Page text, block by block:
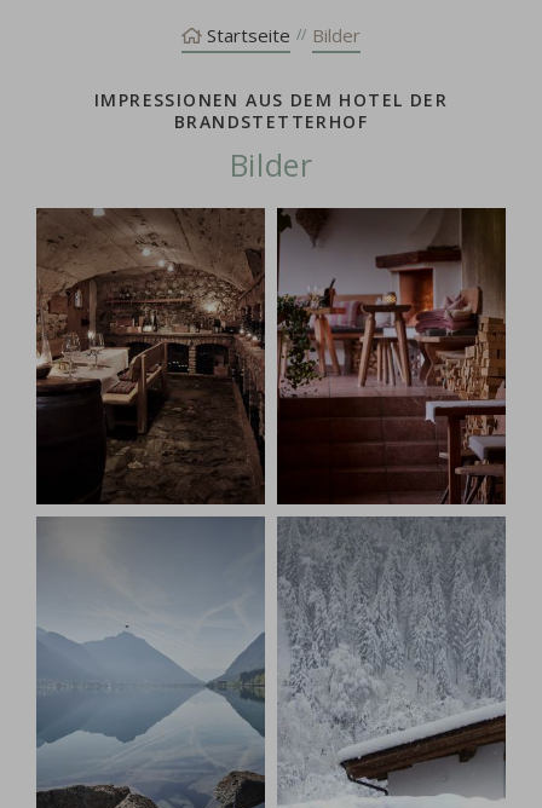
Startseite Bilder
IMPRESSIONEN AUS DEM HOTEL DER
BRANDSTETTERHOF
Bilder